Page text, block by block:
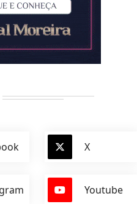
X
Youtube